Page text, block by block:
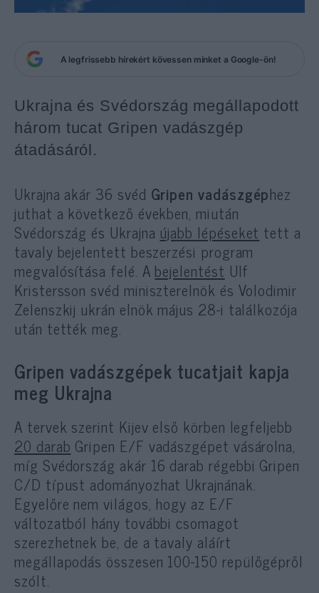
A legfrissebb hírekért kövessen minket a Google-ön!
Ukrajna és Svédország megállapodott
három tucat Gripen vadászgép
átadásáról.
Ukrajna akár 36 svéd Gripen vadászgéphez
juthat a következő években, miután
Svédország és Ukrajna újabb lépéseket tett a
tavaly bejelentett beszerzési program
megvalósítása felé. A bejelentést Ulf
Kristersson svéd miniszterelnök és Volodimir
Zelenszkij ukrán elnök május 28-i találkozója
után tették meg.
Gripen vadászgépek tucatjait kapja
meg Ukrajna
A tervek szerint Kijev első körben legfeljebb
20 darab Gripen E/F vadászgépet vásárolna,
míg Svédország akár 16 darab régebbi Gripen
C/D típust adományozhat Ukrajnának.
Egyelőre nem világos, hogy az E/F
változatból hány további csomagot
szerezhetnek be, de a tavaly aláírt
megállapodás összesen 100-150 repülőgépről
szólt.